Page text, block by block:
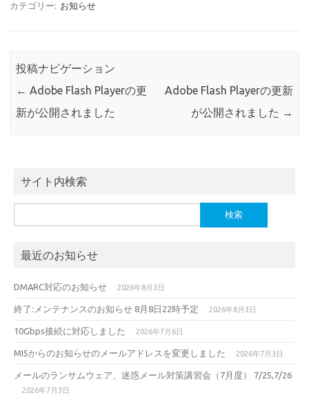
カテゴリー: お知らせ
投稿ナビゲーション
← Adobe Flash Playerの更
新が公開されました
Adobe Flash Playerの更新
が公開されました →
サイト内検索
索:
最近のお知らせ
DMARC対応のお知らせ 2026年8月3日
終了:メンテナンスのお知らせ 8月8日22時予定 2026年8月3日
10Gbps接続に対応しました 2026年7月6日
MISからのお知らせのメールアドレスを変更しました 2026年7月3日
メールのランサムウェア、迷惑メール対策講習会（7月度） 7/25,7/26
2026年7月3日